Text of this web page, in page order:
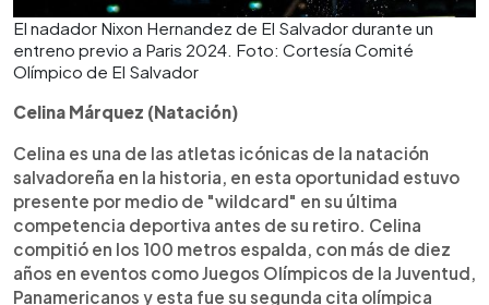
El nadador Nixon Hernandez de El Salvador durante un
entreno previo a Paris 2024. Foto: Cortesía Comité
Olímpico de El Salvador
Celina Márquez (Natación)
Celina es una de las atletas icónicas de la natación
salvadoreña en la historia, en esta oportunidad estuvo
presente por medio de "wildcard" en su última
competencia deportiva antes de su retiro. Celina
compitió en los 100 metros espalda, con más de diez
años en eventos como Juegos Olímpicos de la Juventud,
Panamericanos y esta fue su segunda cita olímpica